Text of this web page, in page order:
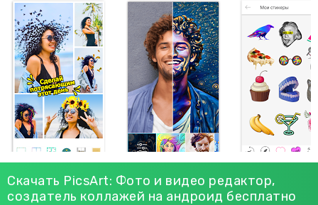
Скачать PicsArt: Фото и видео редактор,
создатель коллажей на андроид бесплатно